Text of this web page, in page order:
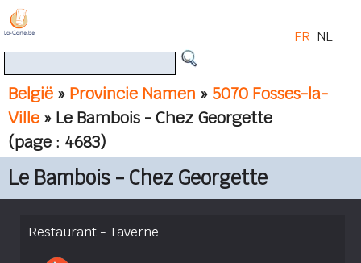
België » Provincie Namen » 5070 Fosses-la-
Ville » Le Bambois - Chez Georgette
(page : 4683)
FR NL
Le Bambois - Chez Georgette
Restaurant - Taverne